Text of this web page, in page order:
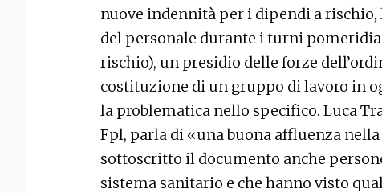
nuove indennità per i dipendi a
del personale durante i turni
rischio), un presidio delle forze
costituzione di un gruppo di lavoro in
la problematica nello specifico. Luca
Fpl, parla di «una buona affluenza
sottoscritto il documento anche
sistema sanitario e che hanno visto